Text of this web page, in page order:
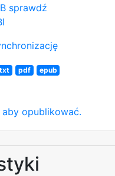
sprawdź
txt pdf
epub
aby opublikować.